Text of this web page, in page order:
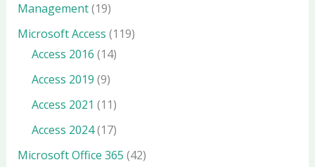
Management(19)
Microsoft Access (119)
Access 2016 (14)
Access 2019 (9)
Access 2021 (11)
Access 2024(17)
Microsoft Office 365 (42)